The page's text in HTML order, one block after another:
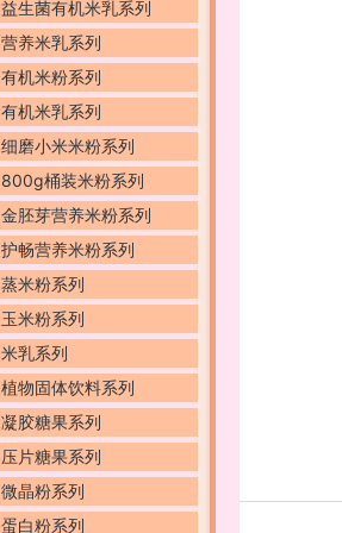
益生菌有机米乳系列
营养米乳系列
有机米粉系列
有机米乳系列
细磨小米米粉系列
800g桶装米粉系列
金胚芽营养米粉系列
护畅营养米粉系列
蒸米粉系列
玉米粉系列
米乳系列
植物固体饮料系列
凝胶糖果系列
压片糖果系列
微晶粉系列
蛋白粉系列